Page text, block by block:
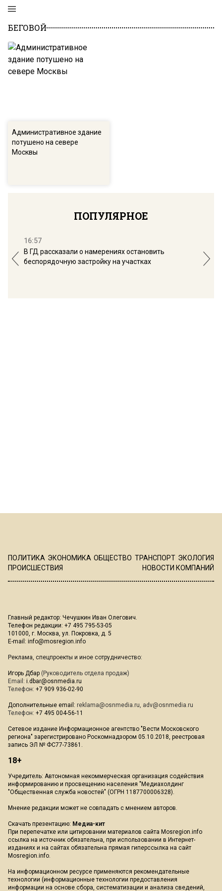
БЕГОВОЙ
Административное здание
потушено на севере
Москвы
ПОПУЛЯРНОЕ
16:57
В ГД рассказали о намерениях остановить
беспорядочную застройку на участках
ПОЛИТИКА ЭКОНОМИКА ОБЩЕСТВО ТРАНСПОРТ ЭКОЛОГИЯ
ПРОИСШЕСТВИЯ
НОВОСТИ КОМПАНИЙ
Главный редактор: Чечушкин Иван Олегович.
Телефон редакции: +7 495 795-53-05
101000, г. Москва, ул. Покровка, д. 5
E-mail: info@mosregion.info
Реклама, спецпроекты и иное сотрудничество:
Игорь Дбар (Руководитель отдела продаж)
Email: i.dbar@osnmedia.ru
Телефон: +7 909 936-02-90
Дополнительные email: reklama@osnmedia.ru, adv@osnmedia.ru
Телефон: +7 495 004-56-11
Сетевое издание Информационное агентство "Вести Московского
региона" зарегистрировано Роскомнадзором 05.10.2018, реестровая
запись ЭЛ № ФС77-73861.
18+
Учредитель: Автономная некоммерческая организация содействия
информированию и просвещению населения "Медиахолдинг
"Общественная служба новостей" (ОГРН 1187700006328).
Мнение редакции может не совпадать с мнением авторов.
Скачать презентацию: Медиа-кит
При перепечатке или цитировании материалов сайта Mosregion.info
ссылка на источник обязательна, при использовании в Интернет-
изданиях и на сайтах обязательна прямая гиперссылка на сайт
Mosregion.info.
На информационном ресурсе применяются рекомендательные
технологии (информационные технологии предоставления
информации на основе сбора, систематизации и анализа сведений,